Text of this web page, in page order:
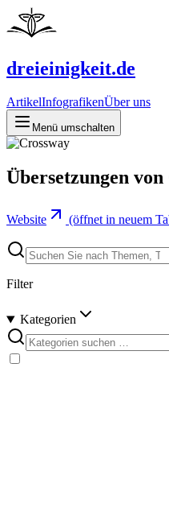
dreieinigkeit.de
ArtikelInfografikenÜber uns
Menü umschalten
Übersetzungen von
Website (öffnet in neuem
Filter
Kategorien